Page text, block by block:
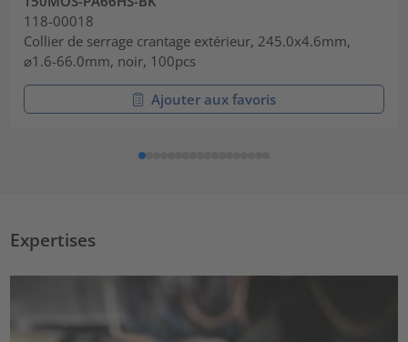
118-00018
Collier de serrage crantage extérieur, 245.0x4.6mm,
⌀1.6-66.0mm, noir, 100pcs
Ajouter aux favoris
Expertises